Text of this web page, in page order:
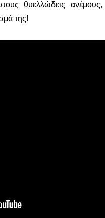
θυελλώδεις ανέμους,
της!